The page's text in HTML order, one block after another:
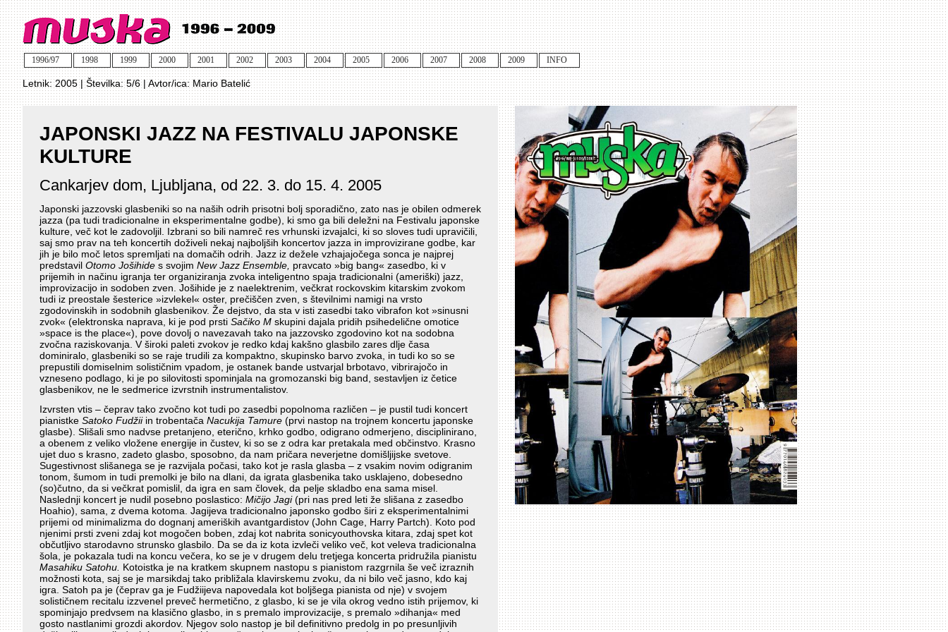
1996/97 1998 1999 2000 2001 2002 2003 2004 2005 2006 2007 2008 2009 INFO
Letnik:2005| Številka:5/6| Avtor/ica:Mario Batelić
JAPONSKI JAZZ NA FESTIVALU JAPONSKE
KULTURE
Cankarjev dom, Ljubljana, od 22. 3. do 15. 4. 2005
Japonski jazzovski glasbeniki so na naših odrih prisotni bolj sporadično, zato nas je obilen odmerek
jazza (pa tudi tradicionalne in eksperimentalne godbe), ki smo ga bili deležni na Festivalu japonske
kulture, več kot le zadovoljil. Izbrani so bili namreč res vrhunski izvajalci, ki so sloves tudi upravičili,
saj smo prav na teh koncertih doživeli nekaj najboljših koncertov jazza in improvizirane godbe, kar
jih je bilo moč letos spremljati na domačih odrih. Jazz iz dežele vzhajajočega sonca je najprej
predstavil Otomo Jošihide s svojim New Jazz Ensemble, pravcato »big bang« zasedbo, ki v
prijemih in načinu igranja ter organiziranja zvoka inteligentno spaja tradicionalni (ameriški) jazz,
improvizacijo in sodoben zven. Jošihide je z naelektrenim, večkrat rockovskim kitarskim zvokom
tudi iz preostale šesterice »izvlekel« oster, prečiščen zven, s številnimi namigi na vrsto
zgodovinskih in sodobnih glasbenikov. Že dejstvo, da sta v isti zasedbi tako vibrafon kot »sinusni
zvok« (elektronska naprava, ki je pod prsti Sačiko M skupini dajala pridih psihedelične omotice
»space is the place«), pove dovolj o navezavah tako na jazzovsko zgodovino kot na sodobna
zvočna raziskovanja. V široki paleti zvokov je redko kdaj kakšno glasbilo zares dlje časa
dominiralo, glasbeniki so se raje trudili za kompaktno, skupinsko barvo zvoka, in tudi ko so se
prepustili domiselnim solističnim vpadom, je ostanek bande ustvarjal brbotavo, vibrirajočo in
vzneseno podlago, ki je po silovitosti spominjala na gromozanski big band, sestavljen iz četice
glasbenikov, ne le sedmerice izvrstnih instrumentalistov.
Izvrsten vtis – čeprav tako zvočno kot tudi po zasedbi popolnoma različen – je pustil tudi koncert
pianistke Satoko Fudžiiin trobentača Nacukija Tamure (prvi nastop na trojnem koncertu japonske
glasbe). Slišali smo nadvse pretanjeno, eterično, krhko godbo, odigrano odmerjeno, disciplinirano,
a obenem z veliko vložene energije in čustev, ki so se z odra kar pretakala med občinstvo. Krasno
ujet duo s krasno, zadeto glasbo, sposobno, da nam pričara neverjetne domišljijske svetove.
Sugestivnost slišanega se je razvijala počasi, tako kot je rasla glasba – z vsakim novim odigranim
tonom, šumom in tudi premolki je bilo na dlani, da igrata glasbenika tako usklajeno, dobesedno
(so)čutno, da si večkrat pomislil, da igra en sam človek, da pelje skladbo ena sama misel.
Naslednji koncert je nudil posebno poslastico: Mičijo Jagi(pri nas pred leti že slišana z zasedbo
Hoahio), sama, z dvema kotoma. Jagijeva tradicionalno japonsko godbo širi z eksperimentalnimi
prijemi od minimalizma do dognanj ameriških avantgardistov (John Cage, Harry Partch). Koto pod
njenimi prsti zveni zdaj kot mogočen boben, zdaj kot nabrita sonicyouthovska kitara, zdaj spet kot
občutljivo starodavno strunsko glasbilo. Da se da iz kota izvleči veliko več, kot veleva tradicionalna
šola, je pokazala tudi na koncu večera, ko se je v drugem delu tretjega koncerta pridružila pianistu
Masahiku Satohu. Kotoistka je na kratkem skupnem nastopu s pianistom razgrnila še več izraznih
možnosti kota, saj se je marsikdaj tako približala klavirskemu zvoku, da ni bilo več jasno, kdo kaj
igra. Satoh pa je (čeprav ga je Fudžiijeva napovedala kot boljšega pianista od nje) v svojem
solističnem recitalu izzvenel preveč hermetično, z glasbo, ki se je vila okrog vedno istih prijemov, ki
spominjajo predvsem na klasično glasbo, in s premalo improvizacije, s premalo »dihanja« med
gosto nastlanimi grozdi akordov. Njegov solo nastop je bil definitivno predolg in po presunljivih